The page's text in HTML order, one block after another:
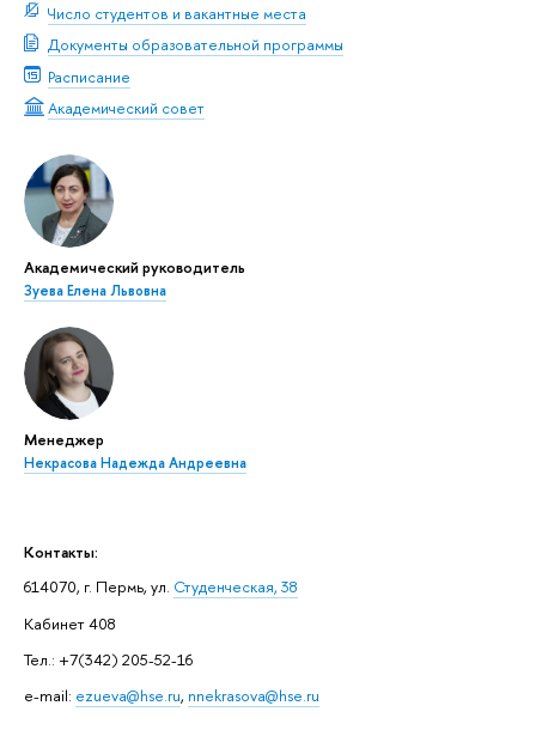
Число студентов и вакантные места
Документы образовательной программы
Расписание
Академический совет
Академический руководитель
Зуева Елена Львовна
Менеджер
Некрасова Надежда Андреевна
Контакты:
614070, г. Пермь, ул. Студенческая, 38
Кабинет 408
Тел.: +7(342) 205-52-16
e-mail: ezueva@hse.ru, nnekrasova@hse.ru